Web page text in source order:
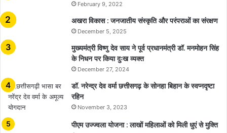
February 9, 2022
अखरा विकास : जनजातीय संस्कृति और परंपराओं का संरक्षण
December 5, 2025
मुख्यमंत्री विष्णु देव साय ने पूर्व प्रधानमंत्री डॉ. मनमोहन सिंह
के निधन पर किया दुःख व्यक्त
December 27, 2024
डॉ. नरेन्द्र देव वर्मा छत्तीसगढ़ के सोनहा बिहान के स्वप्नदृष्टा
रहिन
November 3, 2023
पीएम उज्ज्वला योजना : लाखों महिलाओं को मिली धुएं से मुक्ति